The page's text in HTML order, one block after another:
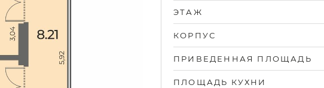
ЭТАЖ
КОРПУС
ПРИВЕДЕННАЯ ПЛОЩАДЬ
ПЛОЩАДЬ КУХНИ